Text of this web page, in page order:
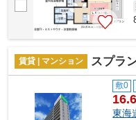
賃貸 | マンション スプラン
敷0
東海